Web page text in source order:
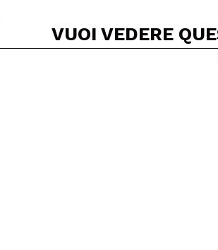
Condividi un
Il tuo video potrebbe
VUOI VEDERE